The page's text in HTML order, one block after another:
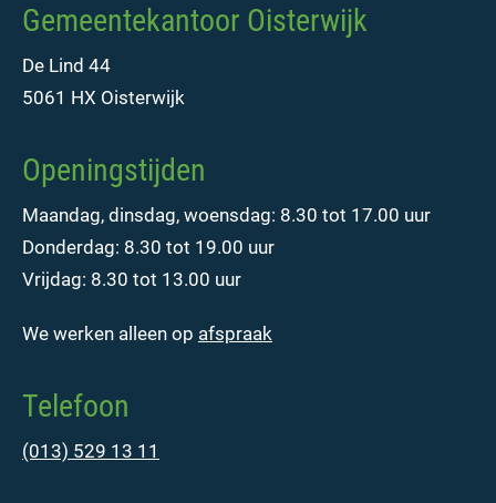
Gemeentekantoor Oisterwijk
De Lind 44
5061 HX Oisterwijk
Openingstijden
Maandag, dinsdag, woensdag: 8.30 tot 17.00 uur
Donderdag: 8.30 tot 19.00 uur
Vrijdag: 8.30 tot 13.00 uur
We werken alleen op afspraak
Telefoon
(013) 529 13 11